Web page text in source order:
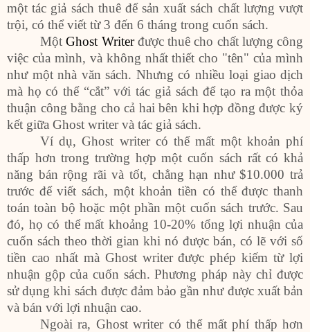
một tác giả sách thuê để sản xuất sách chất lượng vượt
trội, có thể viết từ 3 đến 6 tháng trong cuốn sách.
MộtGhost Writerđược thuê cho chất lượng công
việc của mình, và không nhất thiết cho "tên" của mình
như một nhà văn sách. Nhưng có nhiều loại giao dịch
mà họ có thể “cắt” với tác giả sách để tạo ra một thỏa
thuận công bằng cho cả hai bên khi hợp đồng được ký
kết giữa Ghost writer và tác giả sách.
Ví dụ, Ghost writer có thể mất một khoản phí
thấp hơn trong trường hợp một cuốn sách rất có khả
năng bán rộng rãi và tốt, chẳng hạn như $10.000 trả
trước để viết sách, một khoản tiền có thể được thanh
toán toàn bộ hoặc một phần một cuốn sách trước. Sau
đó, họ có thể mất khoảng 10-20% tổng lợi nhuận của
cuốn sách theo thời gian khi nó được bán, có lẽ với số
tiền cao nhất mà Ghost writer được phép kiếm từ lợi
nhuận gộp của cuốn sách. Phương pháp này chỉ được
sử dụng khi sách được đảm bảo gần như được xuất bản
và bán với lợi nhuận cao.
Ngoài ra, Ghost writer có thể mất phí thấp hơn